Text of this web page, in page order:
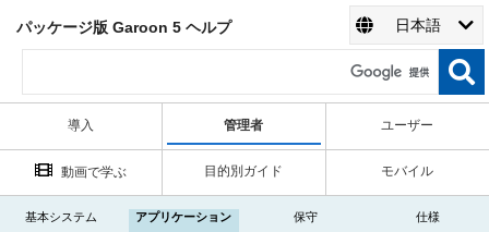
パッケージ版 Garoon 5 ヘルプ 日本語
導入 管理者 ユーザー
動画で学ぶ 目的別ガイド モバイル
基本システム アプリケーション 保守 仕様